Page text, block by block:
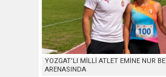
YOZGAT’LI MİLLİ ATLET EMİNE NUR
ARENASINDA